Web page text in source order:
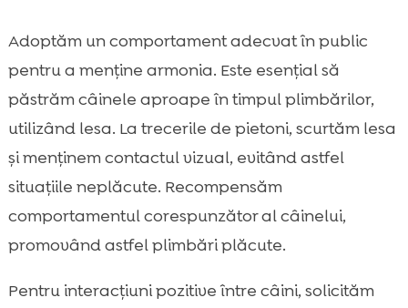
Adoptăm un comportament adecvat în public
pentru a menține armonia. Este esențial să
păstrăm câinele aproape în timpul plimbărilor,
utilizând lesa. La trecerile de pietoni, scurtăm lesa
și menținem contactul vizual, evitând astfel
situațiile neplăcute. Recompensăm
comportamentul corespunzător al câinelui,
promovând astfel plimbări plăcute.
Pentru interacțiuni pozitive între câini, solicităm